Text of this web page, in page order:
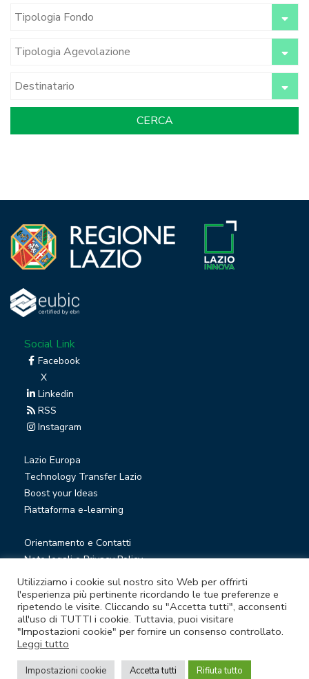
Social Link
Facebook
X
Linkedin
RSS
Instagram
Lazio Europa
Technology Transfer Lazio
Boost your Ideas
Piattaforma e-learning
Orientamento e Contatti
Note legali e Privacy Policy
Privacy Newsletter
Società trasparente
Whistleblowing
© Lazio Innova S.p.A. società soggetta a direzione e
coordinamento della Regione Lazio
Utilizziamo i cookie sul nostro sito Web per offrirti
l'esperienza più pertinente ricordando le tue preferenze e
ripetendo le visite. Cliccando su "Accetta tutti", acconsenti
all'uso di TUTTI i cookie. Tuttavia, puoi visitare
"Impostazioni cookie" per fornire un consenso controllato.
Leggi tutto
Impostazioni cookie Accetta tutti Rifiuta tutto